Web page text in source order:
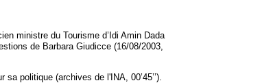
ministre du Tourisme d’Idi Amin Dada
de Barbara Giudicce (16/08/2003,
sa politique (archives de l'INA, 00’45’’).